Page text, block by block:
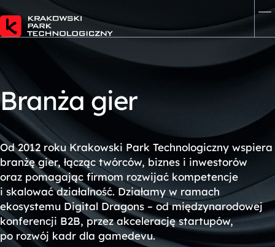
Branża gier
Od 2012 rokuKrakowski Park Technologiczny wspiera
branżę gier, łącząc twórców, biznes i inwestorów
oraz pomagając firmom rozwijać kompetencje
i skalować działalność. Działamy w ramach
ekosystemu Digital Dragons – od międzynarodowej
konferencji B2B, przez akcelerację startupów,
po rozwój kadr dla gamedevu.